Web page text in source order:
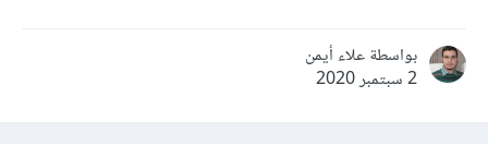
بواسطة علاء أيمن
2 سبتمبر 2020